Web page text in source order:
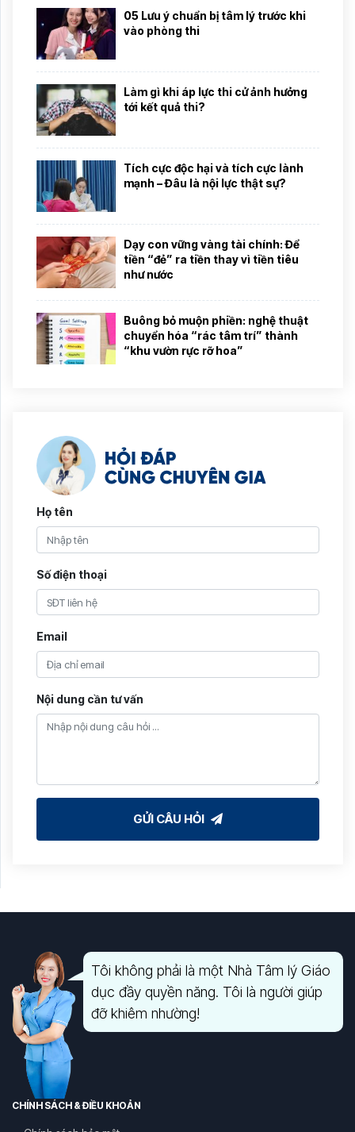
05 Lưu ý chuẩn bị tâm lý trước khi
vào phòng thi
Làm gì khi áp lực thi cử ảnh hưởng
tới kết quả thi?
Tích cực độc hại và tích cực lành
mạnh – Đâu là nội lực thật sự?
Dạy con vững vàng tài chính: Để
tiền “đẻ” ra tiền thay vì tiền tiêu
như nước
Buông bỏ muộn phiền: nghệ thuật
chuyển hóa “rác tâm trí” thành
“khu vườn rực rỡ hoa”
Họ tên
Số điện thoại
Email
Nội dung cần tư vấn
GỬI CÂU HỎI
Tôi không phải là một Nhà Tâm lý Giáo
dục đầy quyền năng. Tôi là người giúp
đỡ khiêm nhường!
CHÍNH SÁCH & ĐIỀU KHOẢN